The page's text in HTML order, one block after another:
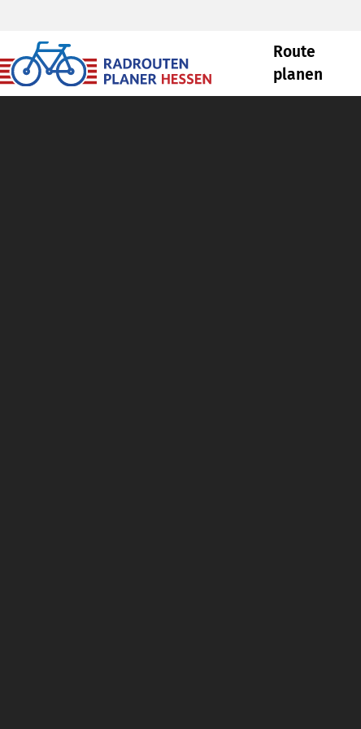
Route
planen